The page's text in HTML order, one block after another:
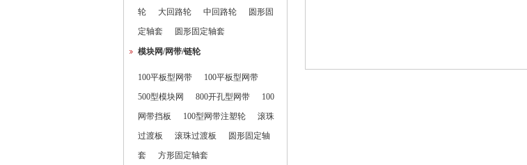
轮
大回路轮 中回路轮
圆形固
定轴套
圆形固定轴套
模块网/网带/链轮
100平板型网带
100平板型网带
500型模块网
800开孔型网带
100
网带挡板
100型网带注塑轮
滚珠
过渡板
滚珠过渡板
圆形固定轴
套
方形固定轴套